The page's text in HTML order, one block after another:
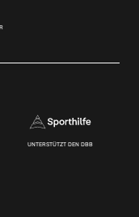
UNTERSTÜTZT DEN DBB